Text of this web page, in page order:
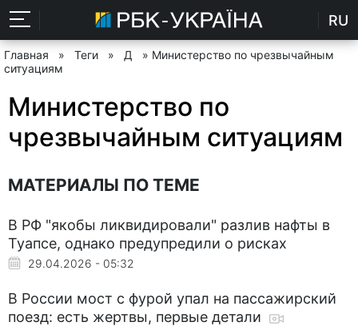
RU
Главная » Теги » Д
» Министерство по чрезвычайным
ситуациям
Министерство по
чрезвычайным ситуациям
МАТЕРИАЛЫ ПО ТЕМЕ
В РФ "якобы ликвидировали" разлив нафты в
Туапсе, однако предупредили о рисках
29.04.2026 - 05:32
В России мост с фурой упал на пассажирский
поезд: есть жертвы, первые детали